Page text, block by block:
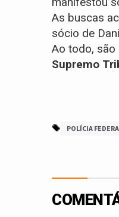
As buscas
sócio de
Ao todo,
Supremo
POLÍCIA